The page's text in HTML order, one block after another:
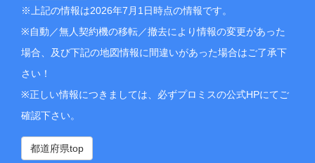
※上記の情報は2026年7月1日時点の情報です。
※自動／無人契約機の移転／撤去により情報の変更があった
場合、及び下記の地図情報に間違いがあった場合はご了承下
さい！
※正しい情報につきましては、必ずプロミスの公式HPにてご
確認下さい。
都道府県top